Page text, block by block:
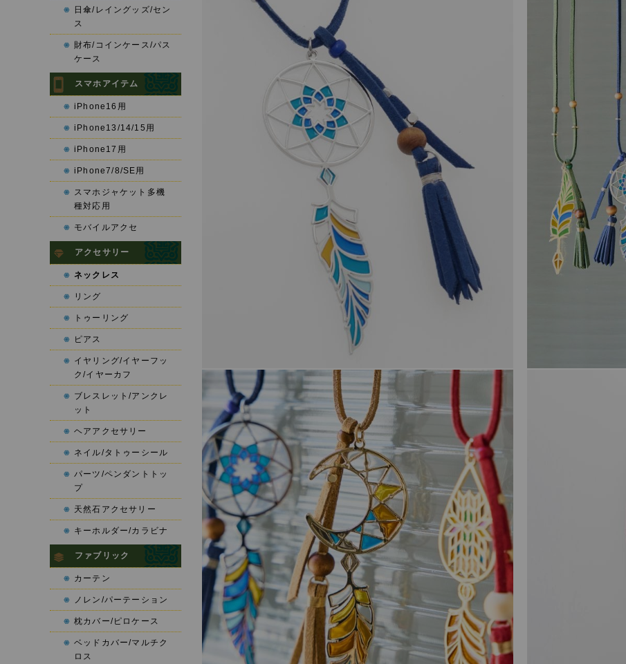
日傘/レイングッズ/セン
ス
財布/コインケース/パス
ケース
スマホアイテム
iPhone16用
iPhone13/14/15用
iPhone17用
iPhone7/8/SE用
スマホジャケット多機
種対応用
モバイルアクセ
アクセサリー
ネックレス
リング
トゥーリング
ピアス
イヤリング/イヤーフッ
ク/イヤーカフ
ブレスレット/アンクレ
ット
ヘアアクセサリー
ネイル/タトゥーシール
パーツ/ペンダントトッ
プ
天然石アクセサリー
キーホルダー/カラビナ
ファブリック
カーテン
ノレン/パーテーション
枕カバー/ピロケース
ベッドカバー/マルチク
ロス